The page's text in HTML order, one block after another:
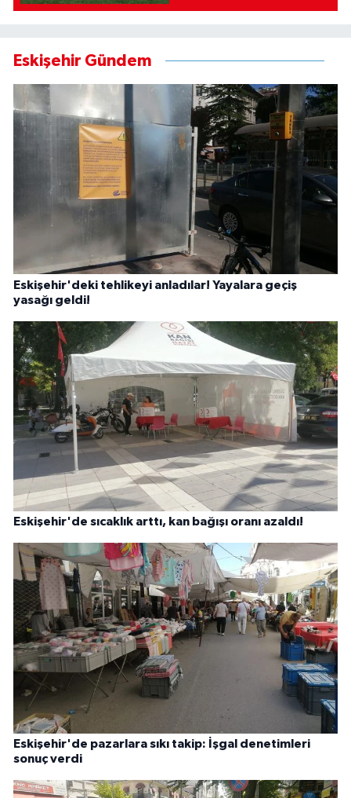
Eskişehir Gündem
Eskişehir'deki tehlikeyi anladılar! Yayalara geçiş
yasağı geldi!
Eskişehir'de sıcaklık arttı, kan bağışı oranı azaldı!
Eskişehir'de pazarlara sıkı takip: İşgal denetimleri
sonuç verdi